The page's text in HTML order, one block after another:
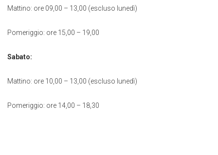
Mattino: ore 09,00 – 13,00 (escluso lunedì)
Pomeriggio: ore 15,00 – 19,00
Sabato:
Mattino: ore 10,00 – 13,00 (escluso lunedì)
Pomeriggio: ore 14,00 – 18,30